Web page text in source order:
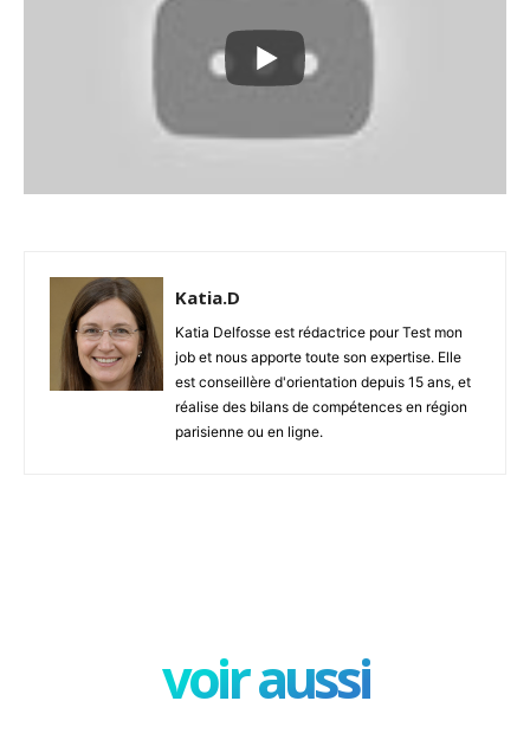
Katia.D
Katia Delfosse est rédactrice pour Test mon
job et nous apporte toute son expertise. Elle
est conseillère d'orientation depuis 15 ans, et
réalise des bilans de compétences en région
parisienne ou en ligne.
voir aussi